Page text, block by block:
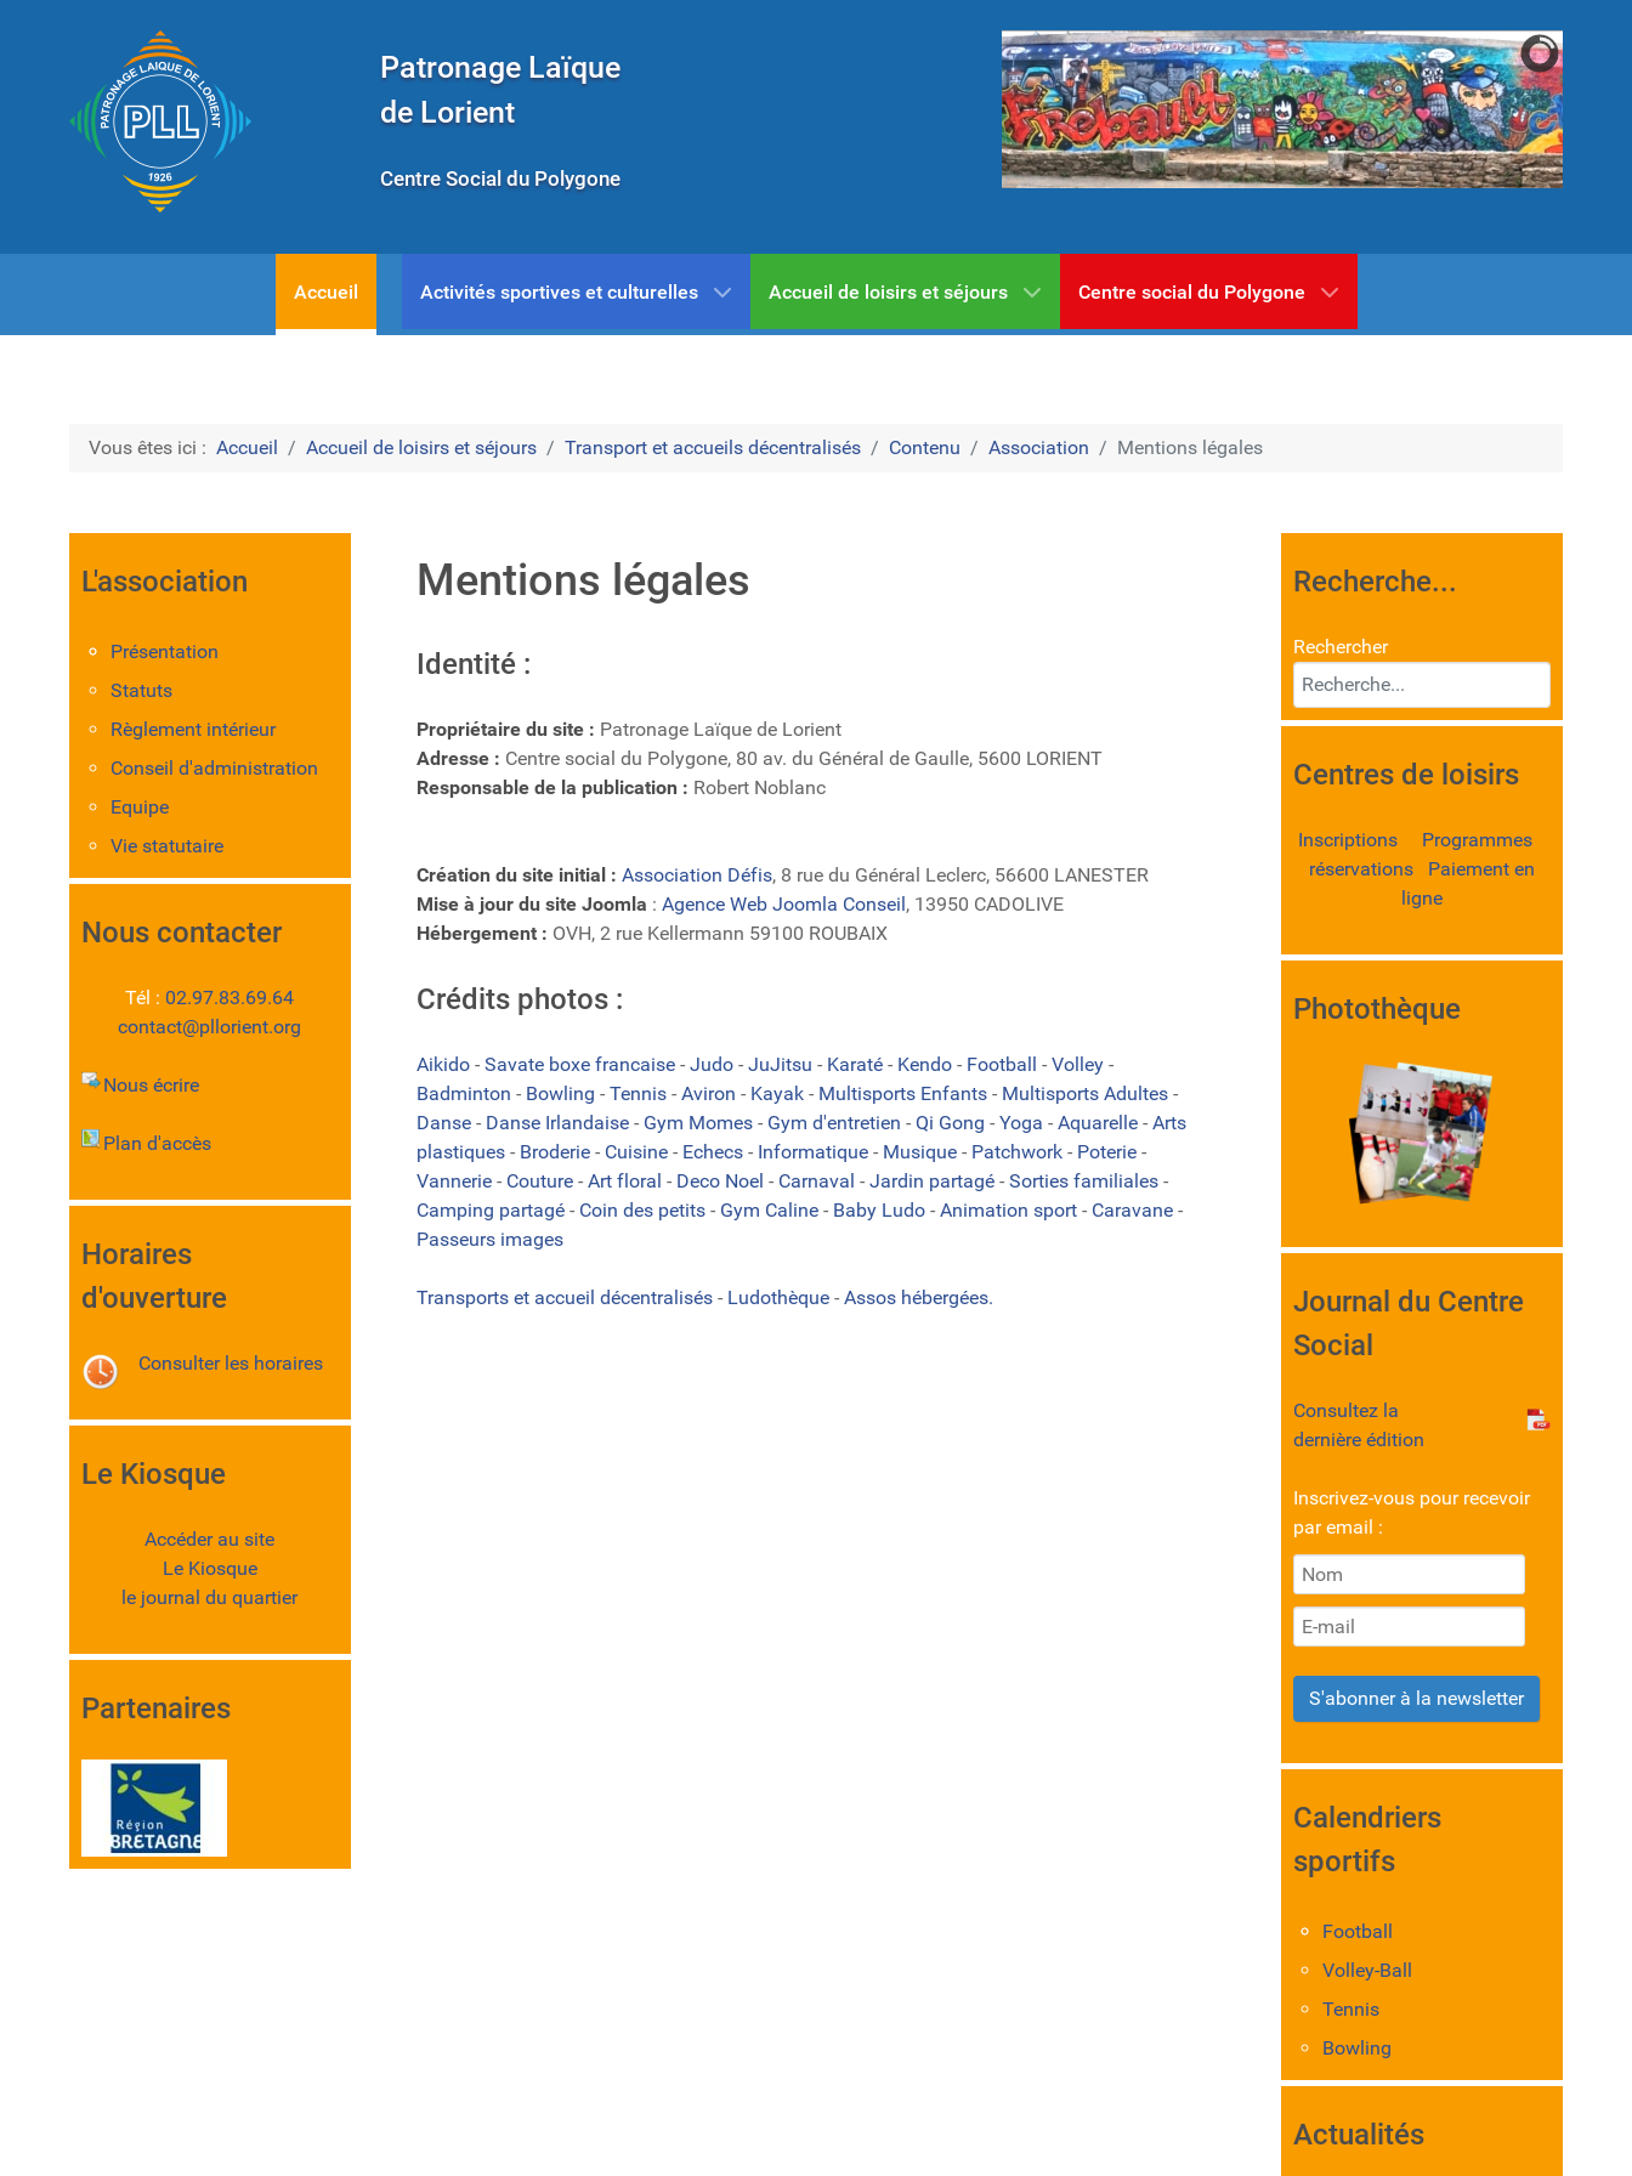
Patronage Laïque
de Lorient
Centre Social du Polygone
Accueil Activités sportives et culturelles Accueil de loisirs et séjours Centre social du Polygone
Vous êtes ici : Accueil Accueil de loisirs et séjours Transport et accueils décentralisés Contenu Association Mentions légales
L'association
Présentation
Statuts
Règlement intérieur
Conseil d'administration
Equipe
Vie statutaire
Nous contacter
Tél : 02.97.83.69.64
contact@pllorient.org
Nous écrire
Plan d'accès
Horaires
d'ouverture
Consulter les horaires
Le Kiosque
Accéder au site
Le Kiosque
le journal du quartier
Partenaires
Mentions légales
Identité :
Propriétaire du site : Patronage Laïque de Lorient
Adresse : Centre social du Polygone, 80 av. du Général de Gaulle, 5600 LORIENT
Responsable de la publication : Robert Noblanc
Création du site initial : Association Défis, 8 rue du Général Leclerc, 56600 LANESTER
Mise à jour du site Joomla : Agence Web Joomla Conseil , 13950 CADOLIVE
Hébergement : OVH, 2 rue Kellermann 59100 ROUBAIX
Crédits photos :
Aikido - Savate boxe francaise - Judo - JuJitsu - Karaté - Kendo - Football - Volley -
Badminton - Bowling - Tennis - Aviron - Kayak - Multisports Enfants - Multisports Adultes -
Danse - Danse Irlandaise - Gym Momes - Gym d'entretien - Qi Gong - Yoga - Aquarelle - Arts
plastiques - Broderie - Cuisine - Echecs - Informatique - Musique - Patchwork - Poterie -
Vannerie - Couture - Art floral - Deco Noel - Carnaval - Jardin partagé - Sorties familiales -
Camping partagé - Coin des petits - Gym Caline - Baby Ludo - Animation sport - Caravane -
Passeurs images
Transports et accueil décentralisés - Ludothèque - Assos hébergées.
Recherche...
Rechercher
Centres de loisirs
Inscriptions Programmes
réservations Paiement en
ligne
Photothèque
Journal du Centre
Social
Consultez la
dernière édition
Inscrivez-vous pour recevoir
par email :
S'abonner à la newsletter
Calendriers
sportifs
Football
Volley-Ball
Tennis
Bowling
Actualités